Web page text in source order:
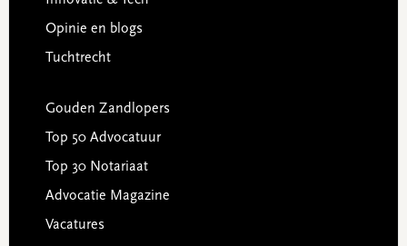
Opinie en blogs
Tuchtrecht
Gouden Zandlopers
Top 50 Advocatuur
Top 30 Notariaat
Advocatie Magazine
Vacatures